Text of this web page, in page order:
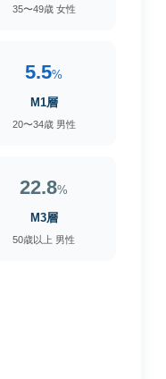
35〜49歳 女性
5.5%
M1層
20〜34歳 男性
22.8%
M3層
50歳以上 男性